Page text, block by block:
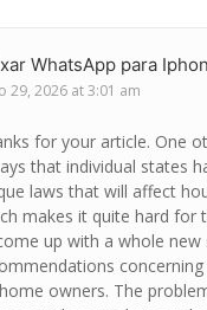
WhatsApp para
29, 2026 at 3:01 am
for your article. One
that individual states
laws that will affect
makes it quite hard for
up with a whole new
owners. The